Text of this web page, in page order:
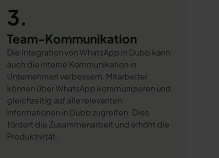
3.
Team-Kommunikation
Die Integration von WhatsApp in Dubb kann
auch die interne Kommunikation in
Unternehmen verbessern. Mitarbeiter
können über WhatsApp kommunizieren und
gleichzeitig auf alle relevanten
Informationen in Dubb zugreifen. Dies
fördert die Zusammenarbeit und erhöht die
Produktivität.